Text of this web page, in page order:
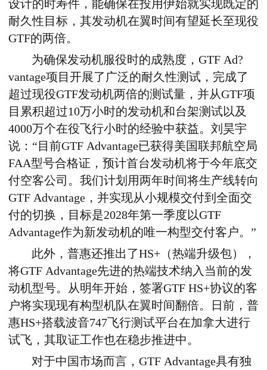
设计的时寿件，能确保在投用伊始就实现既定的
耐久性目标，其发动机在翼时间有望延长至现役
GTF的两倍。
为确保发动机服役时的成熟度，GTF Ad?
vantage项目开展了广泛的耐久性测试，完成了
超过现役GTF发动机两倍的测试量，并从GTF项
目累积超过10万小时的发动机和台架测试以及
4000万个在役飞行小时的经验中获益。刘昊宇
说：“目前GTF Advantage已获得美国联邦航空局
FAA型号合格证，预计首台发动机将于今年底交
付空客公司。我们计划用两年时间将生产线转向
GTF Advantage，并实现从小规模交付到全面交
付的切换，目标是2028年第一季度以GTF
Advantage作为新发动机的唯一构型交付客户。”
此外，普惠还推出了HS+（热端升级包），
将GTF Advantage先进的热端技术纳入当前的发
动机型号。从明年开始，签署GTF HS+协议的客
户将实现现有构型机队在翼时间翻倍。日前，普
惠HS+搭载波音747飞行测试平台在加拿大进行
试飞，其取证工作也在稳步推进中。
对于中国市场而言，GTF Advantage具有独